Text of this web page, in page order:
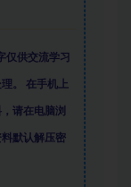
仅供交流学习
。 在手机上
请在电脑浏
料默认解压密